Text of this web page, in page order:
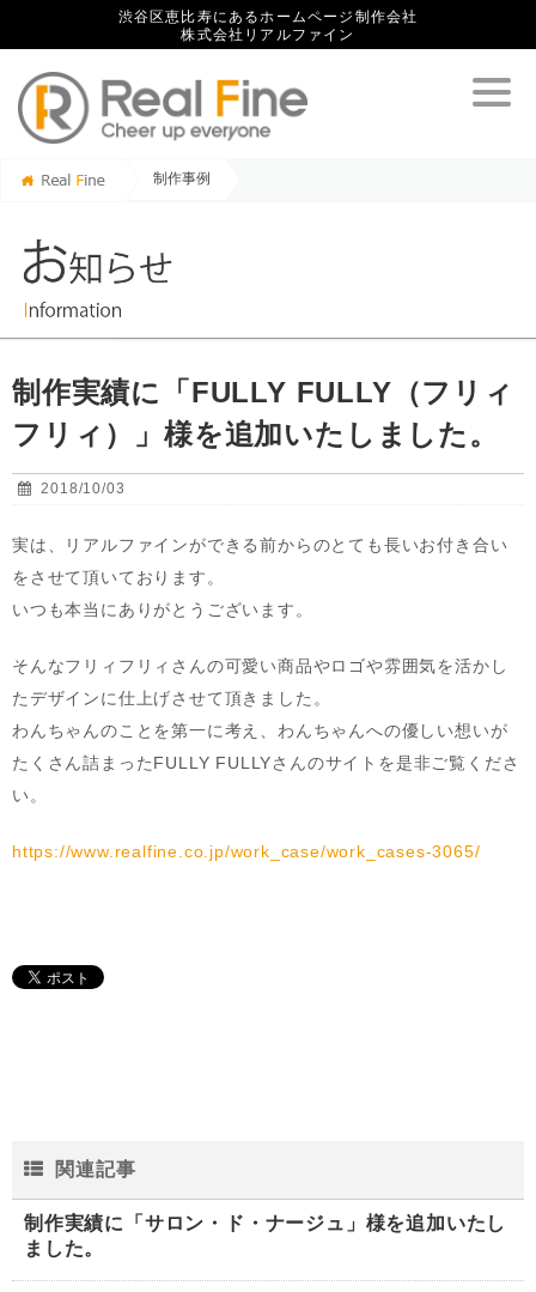
渋谷区恵比寿にあるホームページ制作会社
株式会社リアルファイン
制作事例
制作実績に「FULLY FULLY（フリィ
フリィ）」様を追加いたしました。
2018/10/03
実は、リアルファインができる前からのとても長いお付き合い
をさせて頂いております。
いつも本当にありがとうございます。
そんなフリィフリィさんの可愛い商品やロゴや雰囲気を活かし
たデザインに仕上げさせて頂きました。
わんちゃんのことを第一に考え、わんちゃんへの優しい想いが
たくさん詰まったFULLY FULLYさんのサイトを是非ご覧くださ
い。
https://www.realfine.co.jp/work_case/work_cases-3065/
関連記事
制作実績に「サロン・ド・ナージュ」様を追加いたし
ました。